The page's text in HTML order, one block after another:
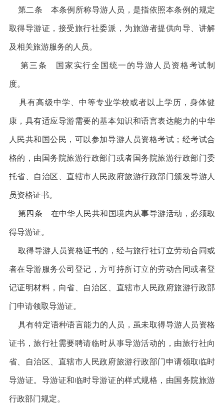
第二条 本条例所称导游人员，是指依照本条例的规定
取得导游证，接受旅行社委派，为旅游者提供向导、讲解
及相关旅游服务的人员。
第三条 国家实行全国统一的导游人员资格考试制
度。
具有高级中学、中等专业学校或者以上学历，身体健
康，具有适应导游需要的基本知识和语言表达能力的中华
人民共和国公民，可以参加导游人员资格考试；经考试合
格的，由国务院旅游行政部门或者国务院旅游行政部门委
托省、自治区、直辖市人民政府旅游行政部门颁发导游人
员资格证书。
第四条 在中华人民共和国境内从事导游活动，必须取
得导游证。
取得导游人员资格证书的，经与旅行社订立劳动合同或
者在导游服务公司登记，方可持所订立的劳动合同或者登
记证明材料，向省、自治区、直辖市人民政府旅游行政部
门申请领取导游证。
具有特定语种语言能力的人员，虽未取得导游人员资格
证书，旅行社需要聘请临时从事导游活动的，由旅行社向
省、自治区、直辖市人民政府旅游行政部门申请领取临时
导游证。导游证和临时导游证的样式规格，由国务院旅游
行政部门规定。